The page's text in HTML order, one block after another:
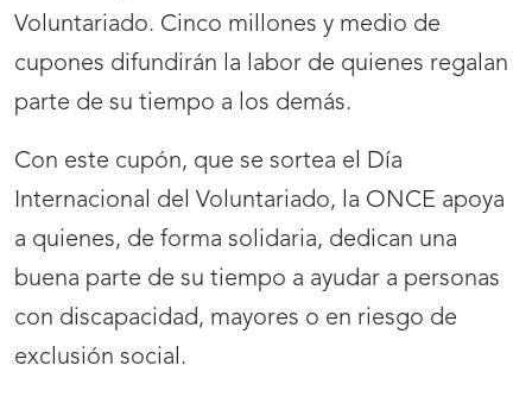
Voluntariado. Cinco millones y medio de
cupones difundirán la labor de quienes regalan
parte de su tiempo a los demás.
Con este cupón, que se sortea el Día
Internacional del Voluntariado, la ONCE apoya
a quienes, de forma solidaria, dedican una
buena parte de su tiempo a ayudar a personas
con discapacidad, mayores o en riesgo de
exclusión social.